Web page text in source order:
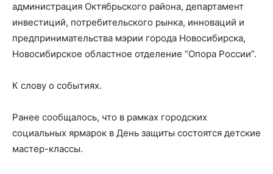
администрация Октябрьского района, департамент
инвестиций, потребительского рынка, инноваций и
предпринимательства мэрии города Новосибирска,
Новосибирское областное отделение “Опора России”.
К слову о событиях.
Ранее сообщалось, что в рамках городских
социальных ярмарок в День защиты состоятся детские
мастер-классы.